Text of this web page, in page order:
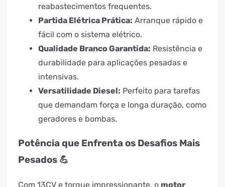
reabastecimentos frequentes.
Partida Elétrica Prática: Arranque rápido e
fácil com o sistema elétrico.
Qualidade Branco Garantida: Resistência e
durabilidade para aplicações pesadas e
intensivas.
Versatilidade Diesel: Perfeito para tarefas
que demandam força e longa duração, como
geradores e bombas.
Potência que Enfrenta os Desafios Mais
Pesados 💪
Com 13CV e torque impressionante, o motor